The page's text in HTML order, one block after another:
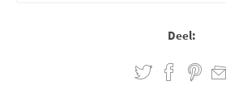
Deel: